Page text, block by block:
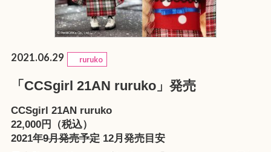
2021.06.29 ruruko
「CCSgirl 21AN ruruko」発売
CCSgirl 21AN ruruko
22,000円（税込）
2021年9月発売予定12月発売目安